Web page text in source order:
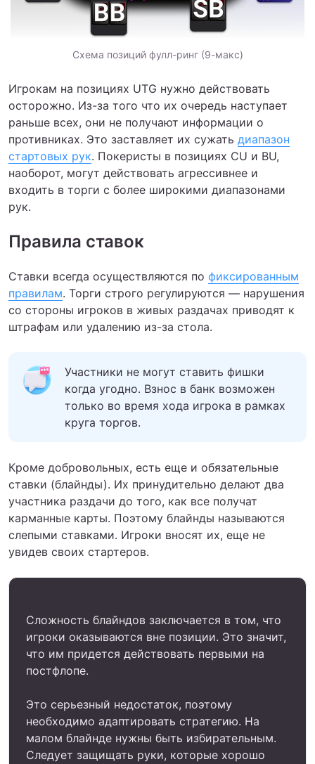
Схема позиций фулл-ринг (9-макс)
Игрокам на позициях UTG нужно действовать
осторожно. Из-за того что их очередь наступает
раньше всех, они не получают информации о
противниках. Это заставляет их сужать диапазон
стартовых рук. Покеристы в позициях CU и BU,
наоборот, могут действовать агрессивнее и
входить в торги с более широкими диапазонами
рук.
Правила ставок
Ставки всегда осуществляются по фиксированным
правилам. Торги строго регулируются — нарушения
со стороны игроков в живых раздачах приводят к
штрафам или удалению из-за стола.
Участники не могут ставить фишки
когда угодно. Взнос в банк возможен
только во время хода игрока в рамках
круга торгов.
Кроме добровольных, есть еще и обязательные
ставки (блайнды). Их принудительно делают два
участника раздачи до того, как все получат
карманные карты. Поэтому блайнды называются
слепыми ставками. Игроки вносят их, еще не
увидев своих стартеров.
Сложность блайндов заключается в том, что
игроки оказываются вне позиции. Это значит,
что им придется действовать первыми на
постфлопе.
Это серьезный недостаток, поэтому
необходимо адаптировать стратегию. На
малом блайнде нужны быть избирательным.
Следует защищать руки, которые хорошо